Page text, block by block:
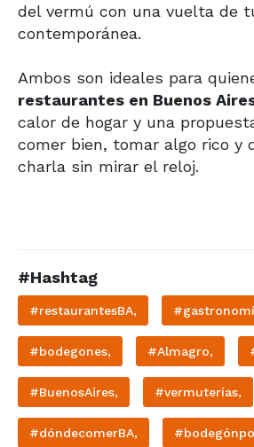
del vermú con una vuelta de
contemporánea.
Ambos son ideales para
restaurantes en Buenos
calor de hogar y una
comer bien, tomar algo rico y
charla sin mirar el reloj.
#Hashtag
#restaurantesBA,
#bodegones, #Almagro,
#BuenosAires, #vermuterías,
#dóndecomerBA,